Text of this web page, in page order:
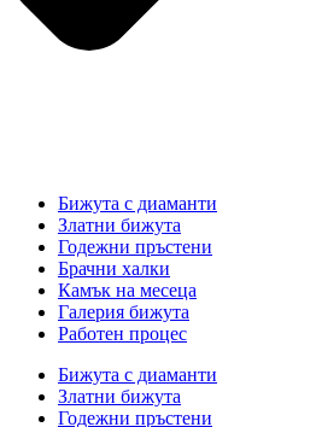
Бижута с диаманти
Златни бижута
Годежни пръстени
Брачни халки
Камък на месеца
Галерия бижута
Работен процес
Бижута с диаманти
Златни бижута
Годежни пръстени